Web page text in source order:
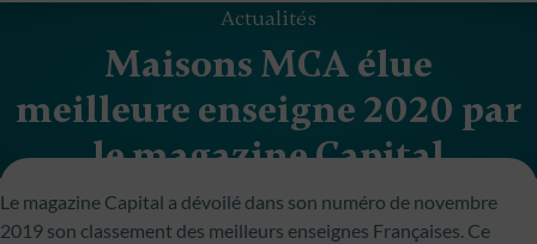
Actualités
Maisons MCA élue
meilleure enseigne 2020 par
le magazine Capital
Le magazine Capital a dévoilé dans son numéro de novembre
2019 son classement des meilleurs enseignes Françaises. Ce